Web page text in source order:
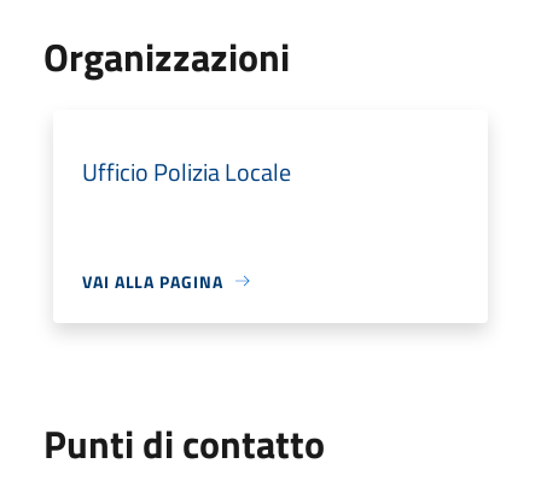
Organizzazioni
Ufficio Polizia Locale
VAI ALLA PAGINA
Punti di contatto